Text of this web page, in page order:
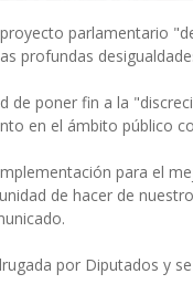
parlamentario
profundas
de poner fin a la
en el ámbito público
para el
de hacer de
por Diputados y